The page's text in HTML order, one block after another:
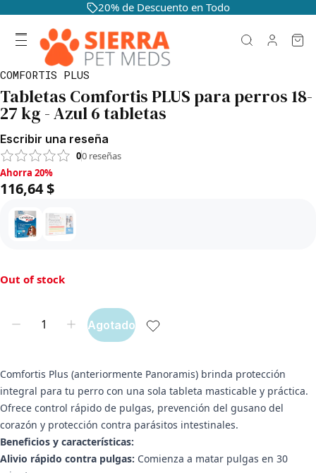
20% de Descuento en Todo
COMFORTIS PLUS
Tabletas Comfortis PLUS para perros 18-
27 kg - Azul 6 tabletas
Escribir una reseña
00 reseñas
Ahorra 20%, 116,64 $
Ahorra 20%
116,64 $
Out of stock
Agotado
Comfortis Plus (anteriormente Panoramis) brinda protección
integral para tu perro con una sola tableta masticable y práctica.
Ofrece control rápido de pulgas, prevención del gusano del
corazón y protección contra parásitos intestinales.
Beneficios y características:
Alivio rápido contra pulgas: Comienza a matar pulgas en 30